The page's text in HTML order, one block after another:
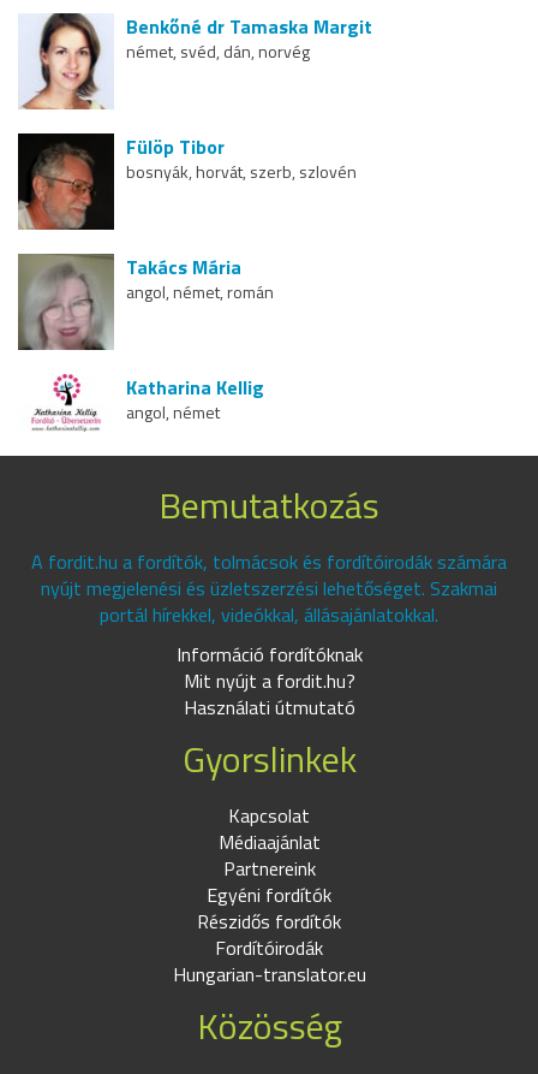
Benkőné dr Tamaska Margit
német, svéd, dán, norvég
Fülöp Tibor
bosnyák, horvát, szerb, szlovén
Takács Mária
angol, német, román
Katharina Kellig
angol, német
Bemutatkozás
A fordit.hu a fordítók, tolmácsok és fordítóirodák számára
nyújt megjelenési és üzletszerzési lehetőséget. Szakmai
portál hírekkel, videókkal, állásajánlatokkal.
Információ fordítóknak
Mit nyújt a fordit.hu?
Használati útmutató
Gyorslinkek
Kapcsolat
Médiaajánlat
Partnereink
Egyéni fordítók
Részidős fordítók
Fordítóirodák
Hungarian-translator.eu
Közösség